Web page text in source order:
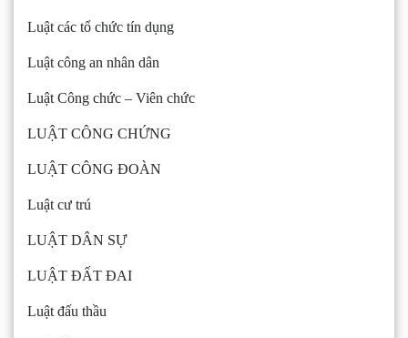
Luật các tổ chức tín dụng
Luật công an nhân dân
Luật Công chức – Viên chức
LUẬT CÔNG CHỨNG
LUẬT CÔNG ĐOÀN
Luật cư trú
LUẬT DÂN SỰ
LUẬT ĐẤT ĐAI
Luật đấu thầu